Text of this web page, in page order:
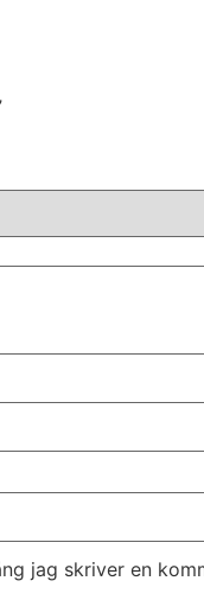
jag skriver en